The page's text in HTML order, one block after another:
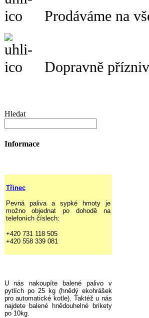
Prodáváme na
Dopravně
Hledat
Informace
Třinec
Pevná paliva a sypké hmoty je
možno objednat po dohodě na
telefoních číslech:
+420 731 118 505
+420 558 339 081
U nás nakoupíte balené palivo v
pytlích po 25 kg (hnědý ekohrášek
pro automatické kotle). Taktéž u nás
najdete balené hnědouhelné brikety
po 10kg.